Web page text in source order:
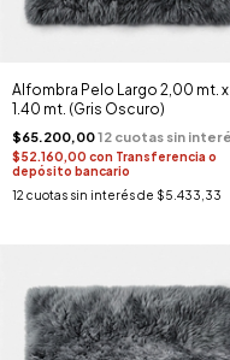
Alfombra Pelo Largo 2,00 mt. x
1.40 mt. (Gris Oscuro)
$65.200,00
$52.160,00 con Transferencia o
depósito bancario
12 cuotas sin interés de $5.433,33